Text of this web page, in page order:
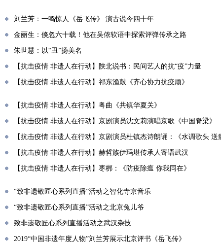
刘兰芳：一鸣惊人《岳飞传》 演古说今四十年
金丽生：倏忽六十载！他在吴侬软语中探索评弹传承之路
朱世慧：以“丑”扬美名
【抗击疫情 非遗人在行动】陕北说书：民间艺人的抗“疫”力量
【抗击疫情 非遗人在行动】祁东渔鼓《齐心协力抗疫顽》
【抗击疫情 非遗人在行动】粤曲《共镇华夏关》
【抗击疫情 非遗人在行动】京剧演员沈文莉演唱京歌《中国脊梁》
【抗击疫情 非遗人在行动】京剧演员杜镇杰诗朗诵：《水调歌头 送
【抗击疫情 非遗人在行动】赫哲族伊玛堪传承人寄语武汉
【抗击疫情 非遗人在行动】枣梆：《防疫除瘟 你我同在》
“致非遗敬匠心系列直播”活动之智化寺京音乐
“致非遗敬匠心系列直播”活动之北京兔儿爷
致非遗敬匠心系列直播活动之武汉杂技
2019“中国非遗年度人物”刘兰芳展示北京评书《岳飞传》